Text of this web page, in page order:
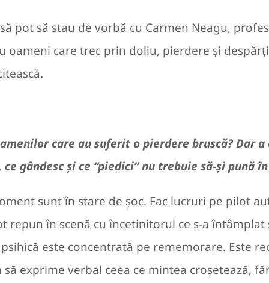
pot să stau de vorbă cu Carmen Neagu,
oameni care trec prin doliu, pierdere și
care au suferit o pierdere bruscă? Dar
gândesc și ce “piedici” nu trebuie să-și pună
sunt în stare de șoc. Fac lucruri pe pilot
în scenă cu încetinitorul ce s-a
este concentrată pe rememorare. Este
exprime verbal ceea ce mintea croșetează,